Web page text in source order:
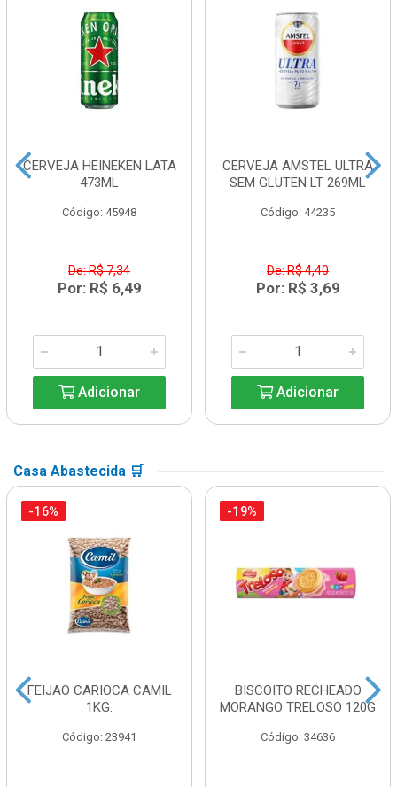
CERVEJA HEINEKEN LATA
473ML
Código: 45948
De: R$ 7,34
Por: R$ 6,49
Adicionar
CERVEJA AMSTEL ULTRA
SEM GLUTEN LT 269ML
Código: 44235
De: R$ 4,40
Por: R$ 3,69
Adicionar
Casa Abastecida 🛒
-16%
FEIJAO CARIOCA CAMIL
1KG.
Código: 23941
-19%
BISCOITO RECHEADO
MORANGO TRELOSO 120G
Código: 34636